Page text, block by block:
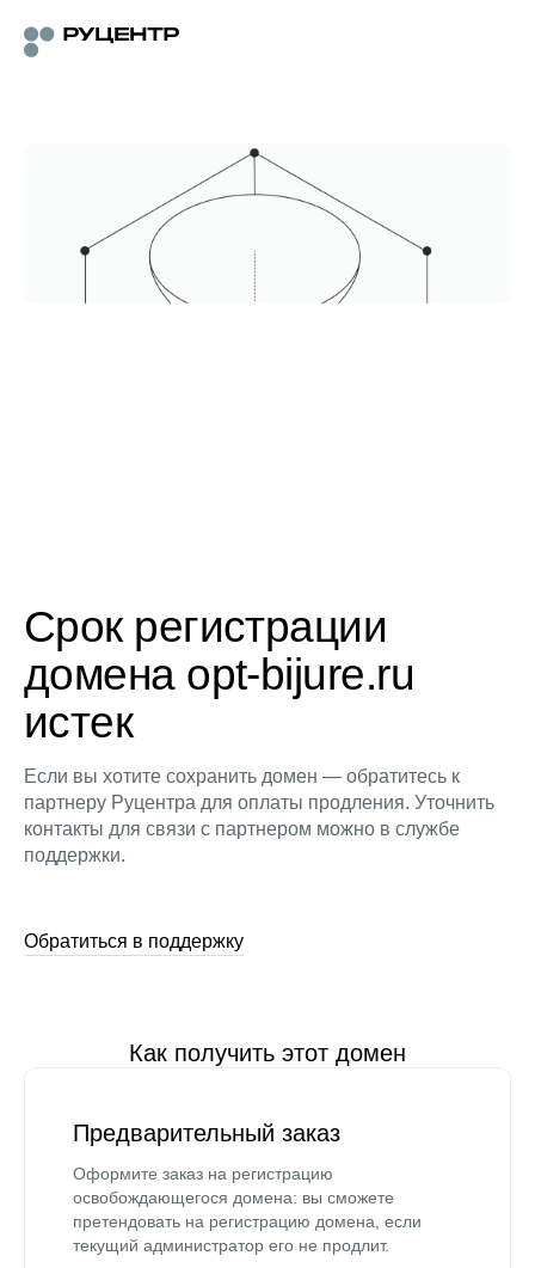
Срок регистрации
домена opt-bijure.ru
истек
Если вы хотите сохранить домен — обратитесь к
партнеру Руцентра для оплаты продления. Уточнить
контакты для связи с партнером можно в службе
поддержки.
Обратиться в поддержку
Как получить этот домен
Предварительный заказ
Оформите заказ на регистрацию
освобождающегося домена: вы сможете
претендовать на регистрацию домена, если
текущий администратор его не продлит.